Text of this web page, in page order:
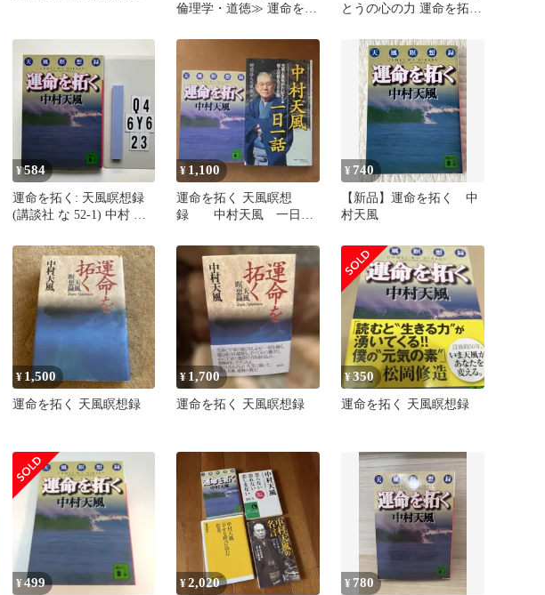
倫理学・道徳≫ 運命を拓
とうの心の力 運命を拓く
¥584
運命を拓く: 天風瞑想録
(講談社 な 52-1) 中村 天
23
¥ 1,100
運命を拓く 天風瞑想
録 中村天風 一日一
¥ 740
【新品】運命を拓く 中
村天風
¥ 1,500
運命を拓く 天風瞑想録
¥ 1,700
運命を拓く 天風瞑想録
¥350
運命を拓く 天風瞑想録
¥499 ¥2,020 ¥ 780